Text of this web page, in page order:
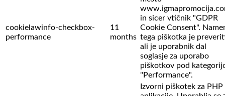
cookielawinfo-checkbox-
performance
11
months
in sicer vtičnik "GDPR
Cookie Consent".
tega piškotka je
ali je uporabnik dal
soglasje za uporabo
piškotkov pod
"Performance".
Izvorni piškotek za PHP